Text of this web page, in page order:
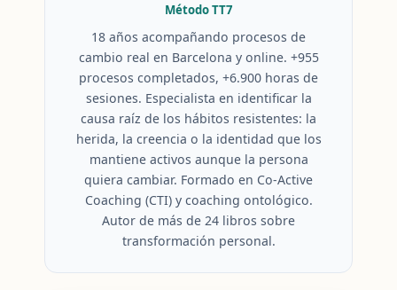
Método TT7
18 años acompañando procesos de
cambio real en Barcelona y online. +955
procesos completados, +6.900 horas de
sesiones. Especialista en identificar la
causa raíz de los hábitos resistentes: la
herida, la creencia o la identidad que los
mantiene activos aunque la persona
quiera cambiar. Formado en Co-Active
Coaching (CTI) y coaching ontológico.
Autor de más de 24 libros sobre
transformación personal.